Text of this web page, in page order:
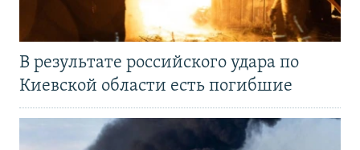
В результате российского удара по
Киевской области есть погибшие